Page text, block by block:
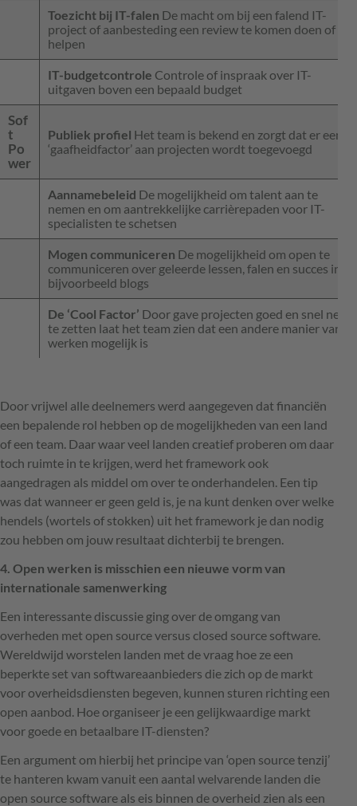
Toezicht bij IT-falen De macht om bij een falend IT-
project of aanbesteding een review te komen doen of te
helpen
IT-budgetcontrole Controle of inspraak over IT-
uitgaven boven een bepaald budget
Sof
t
Po
wer
Publiek profiel Het team is bekend en zorgt dat er een
‘gaafheidfactor’ aan projecten wordt toegevoegd
Aannamebeleid De mogelijkheid om talent aan te
nemen en om aantrekkelijke carrièrepaden voor IT-
specialisten te schetsen
Mogen communiceren De mogelijkheid om open te
communiceren over geleerde lessen, falen en succes in
bijvoorbeeld blogs
De ‘Cool Factor’ Door gave projecten goed en snel neer
te zetten laat het team zien dat een andere manier van
werken mogelijk is
Door vrijwel alle deelnemers werd aangegeven dat financiën
een bepalende rol hebben op de mogelijkheden van een land
of een team. Daar waar veel landen creatief proberen om daar
toch ruimte in te krijgen, werd het framework ook
aangedragen als middel om over te onderhandelen. Een tip
was dat wanneer er geen geld is, je na kunt denken over welke
hendels (wortels of stokken) uit het framework je dan nodig
zou hebben om jouw resultaat dichterbij te brengen.
4. Open werken is misschien een nieuwe vorm van
internationale samenwerking
Een interessante discussie ging over de omgang van
overheden met open source versus closed source software.
Wereldwijd worstelen landen met de vraag hoe ze een
beperkte set van softwareaanbieders die zich op de markt
voor overheidsdiensten begeven, kunnen sturen richting een
open aanbod. Hoe organiseer je een gelijkwaardige markt
voor goede en betaalbare IT-diensten?
Een argument om hierbij het principe van ‘open source tenzij’
te hanteren kwam vanuit een aantal welvarende landen die
open source software als eis binnen de overheid zien als een